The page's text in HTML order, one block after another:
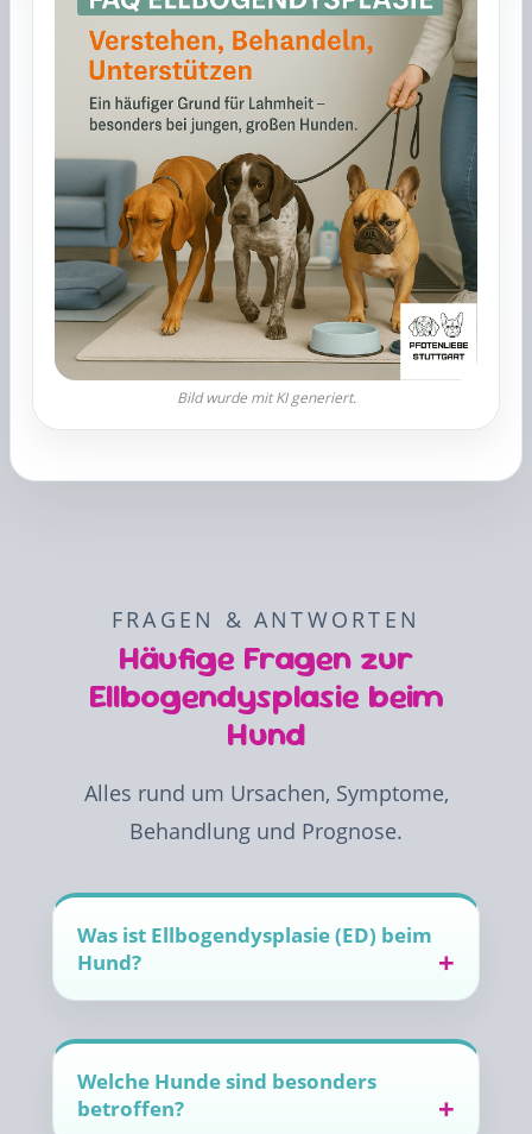
FRAGEN & ANTWORTEN
Häufige Fragen zur
Ellbogendysplasie beim
Hund
Alles rund um Ursachen, Symptome,
Behandlung und Prognose.
Was ist Ellbogendysplasie (ED) beim
Hund?
Welche Hunde sind besonders
betroffen?